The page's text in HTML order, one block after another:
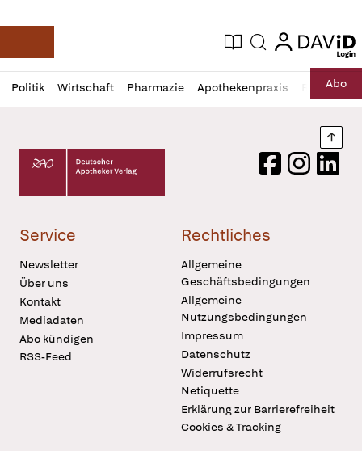
Deutsche Apotheker Zeitung
Aktuelle Ausgabe
Suche login
login
Politik Wirtschaft Pharmazie Apothekenpraxis RechtAbo
Profil
öffnen
Daz
Pur
Deutscher Apotheker Verlag Logo
FacebookInstagram
Service
Newsletter
Über uns
Kontakt
Mediadaten
Abo kündigen
RSS-Feed
Rechtliches
Allgemeine
Geschäftsbedingungen
Allgemeine
Nutzungsbedingungen
Impressum
Datenschutz
Widerrufsrecht
Netiquette
Erklärung zur Barrierefreiheit
Cookies & Tracking